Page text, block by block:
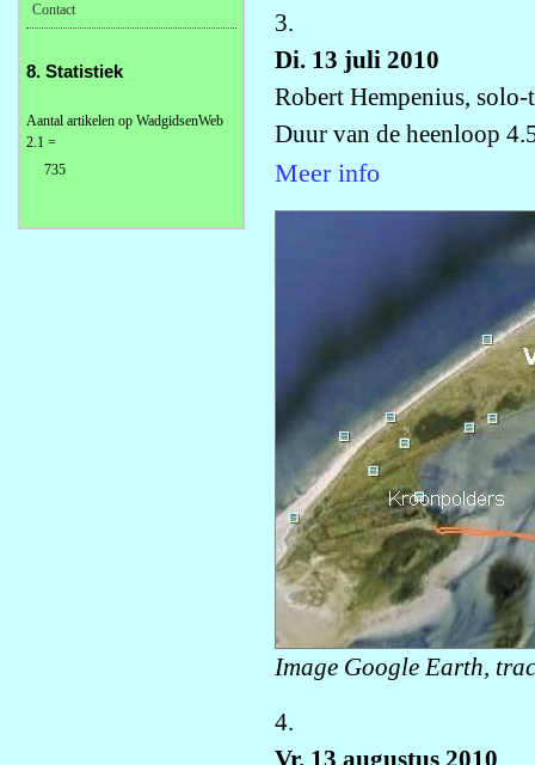
3.
Di. 13 juli 2010
Robert Hempenius, solo-
Duur van de heenloop
Meer info
Image Google Earth,
4.
Vr. 13 augustus 2010
Contact
8. Statistiek
Aantal artikelen op WadgidsenWeb
2.1 =
735